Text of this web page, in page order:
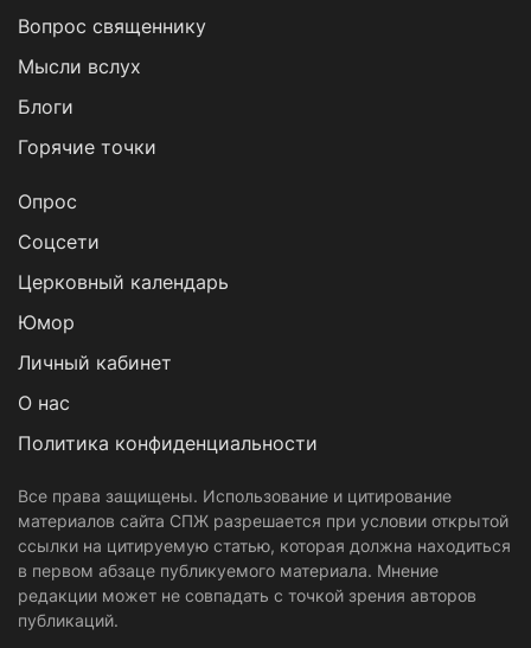
Вопрос священнику
Мысли вслух
Блоги
Горячие точки
Опрос
Cоцсети
Церковный календарь
Юмор
Личный кабинет
О нас
Политика конфиденциальности
Все права защищены. Использование и цитирование
материалов сайта СПЖ разрешается при условии открытой
ссылки на цитируемую статью, которая должна находиться
в первом абзаце публикуемого материала. Мнение
редакции может не совпадать с точкой зрения авторов
публикаций.